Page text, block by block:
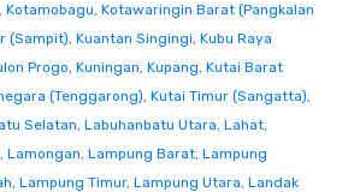
, Kotamobagu, Kotawaringin Barat (Pangkalan
(Sampit), Kuantan Singingi, Kubu Raya
Progo, Kuningan, Kupang, Kutai Barat
(Tenggarong), Kutai Timur (Sangatta),
Selatan, Labuhanbatu Utara, Lahat,
, Lamongan, Lampung Barat, Lampung
, Lampung Timur, Lampung Utara, Landak